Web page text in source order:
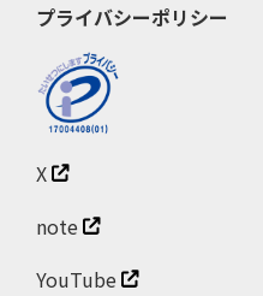
プライバシーポリシー
X
note
YouTube